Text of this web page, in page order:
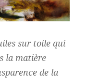
sur toile qui
la matière
de la